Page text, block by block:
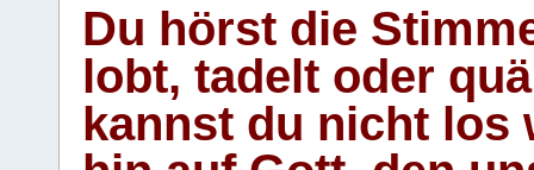
Du hörst die
lobt, tadelt oder
kannst du nicht los